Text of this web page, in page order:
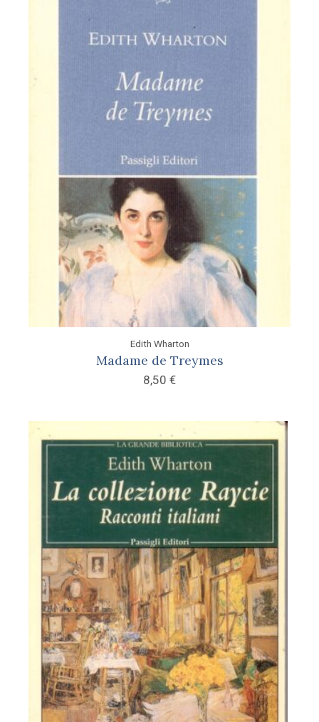
Edith Wharton
Madame de Treymes
8,50 €